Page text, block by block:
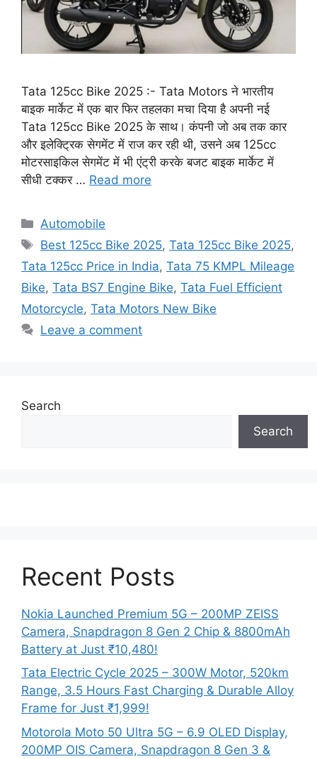
Tata 125cc Bike 2025 :- Tata Motors ने भारतीय
बाइक मार्केट में एक बार फिर तहलका मचा दिया है अपनी नई
Tata 125cc Bike 2025 के साथ। कंपनी जो अब तक कार
और इलेक्ट्रिक सेगमेंट में राज कर रही थी, उसने अब 125cc
मोटरसाइकिल सेगमेंट में भी एंट्री करके बजट बाइक मार्केट में
सीधी टक्कर … Read more
Categories
Automobile
Tags
Best 125cc Bike 2025,Tata 125cc Bike 2025,
Tata 125cc Price in India, Tata 75 KMPL Mileage
Bike, Tata BS7 Engine Bike, Tata Fuel Efficient
Motorcycle, Tata Motors New Bike
Leave a comment
Search
Search
Recent Posts
Nokia Launched Premium 5G – 200MP ZEISS
Camera, Snapdragon 8 Gen 2 Chip & 8800mAh
Battery at Just ₹10,480!
Tata Electric Cycle 2025 – 300W Motor, 520km
Range, 3.5 Hours Fast Charging & Durable Alloy
Frame for Just ₹1,999!
Motorola Moto 50 Ultra 5G – 6.9 OLED Display,
200MP OIS Camera, Snapdragon 8 Gen 3 &